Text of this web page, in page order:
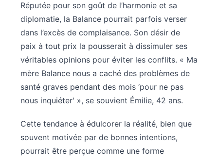
Réputée pour son goût de l’harmonie et sa
diplomatie, la Balance pourrait parfois verser
dans l’excès de complaisance. Son désir de
paix à tout prix la pousserait à dissimuler ses
véritables opinions pour éviter les conflits. « Ma
mère Balance nous a caché des problèmes de
santé graves pendant des mois ‘pour ne pas
nous inquiéter' », se souvient Émilie, 42 ans.
Cette tendance à édulcorer la réalité, bien que
souvent motivée par de bonnes intentions,
pourrait être perçue comme une forme